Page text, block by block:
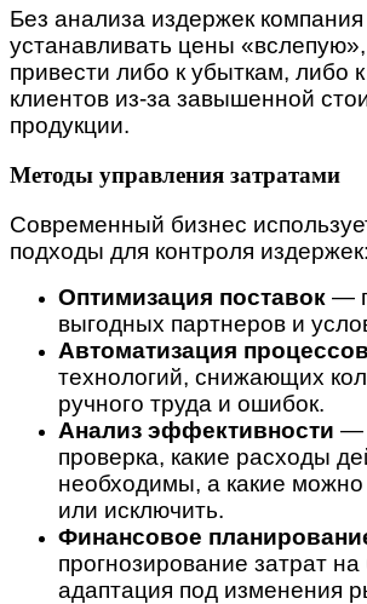
Без анализа издержек компания
устанавливать цены
привести либо к убыткам, либо
клиентов из-за завышенной
продукции.
Методы управления затратами
Современный бизнес
подходы для контроля издержек:
Оптимизация поставок —
выгодных партнеров и
Автоматизация процессов
технологий, снижающих
ручного труда и ошибок.
Анализ эффективности —
проверка, какие расходы
необходимы, а какие
или исключить.
Финансовое
прогнозирование затрат
адаптация под изменения